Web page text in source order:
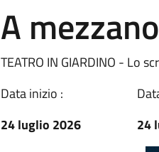
A
TEATRO IN GIARDINO - Lo
Data inizio :
24 luglio 2026
24